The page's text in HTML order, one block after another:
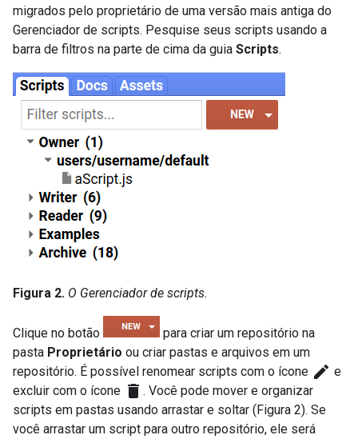
migrados pelo proprietário de uma versão mais antiga do
Gerenciador de scripts. Pesquise seus scripts usando a
barra de filtros na parte de cima da guia Scripts.
Figura 2. O Gerenciador de scripts.
Clique no botão
para criar um repositório na
pasta Proprietário ou criar pastas e arquivos em um
repositório. É possível renomear scripts com o ícone edit e
excluir com o ícone delete . Você pode mover e organizar
scripts em pastas usando arrastar e soltar (Figura 2). Se
você arrastar um script para outro repositório, ele será